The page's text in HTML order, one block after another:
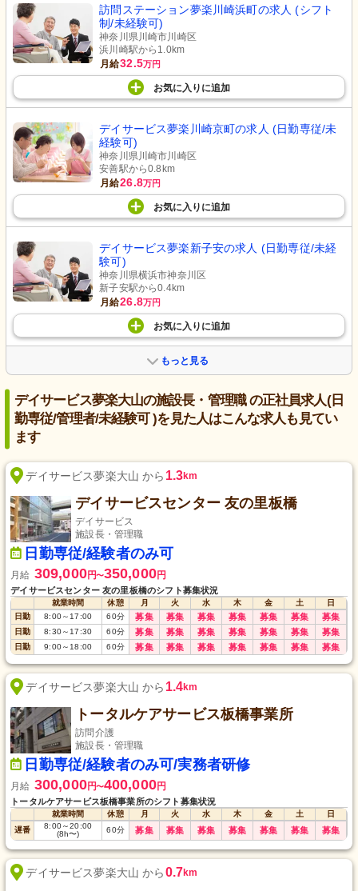
訪問ステーション夢楽川崎浜町の求人 (シフト
制/未経験可)
神奈川県川崎市川崎区
浜川崎駅から1.0km
月給32.5万円
お気に入り に追加
デイサービス夢楽川崎京町の求人 (日勤専従/未
経験可)
神奈川県川崎市川崎区
安善駅から0.8km
月給26.8万円
お気に入り に追加
デイサービス夢楽新子安の求人 (日勤専従/未経
験可)
神奈川県横浜市神奈川区
新子安駅から0.4km
月給26.8万円
お気に入り に追加
もっと見る
デイサービス夢楽大山の施設長・管理職 の正社員求人(日
勤専従/管理者/未経験可 )を見た人はこんな求人も見てい
ます
デイサービス夢楽大山 から 1.3km
デイサービスセンター 友の里板橋
デイサービス
施設長・管理職
日勤専従/経験者のみ可
月給 309,000円〜350,000円
デイサービスセンター 友の里板橋のシフト募集状況
就業時間 休憩 月 火 水 木 金 土
日
日勤
8:00～17:00 60分 募集 募集 募集 募集 募集 募集 募集
日勤 8:30～17:30 60分 募集 募集 募集 募集 募集 募集 募集
日勤 9:00～18:00 60分 募集 募集 募集 募集 募集 募集 募集
デイサービス夢楽大山 から 1.4km
トータルケアサービス板橋事業所
訪問介護
施設長・管理職
日勤専従/経験者のみ可/実務者研修
月給 300,000円〜400,000円
トータルケアサービス板橋事業所のシフト募集状況
就業時間 休憩 月 火 水 木 金 土
日
遅番
8:00～20:00
(8h〜)
60分 募集 募集 募集 募集 募集 募集 募集
デイサービス夢楽大山 から0.7km